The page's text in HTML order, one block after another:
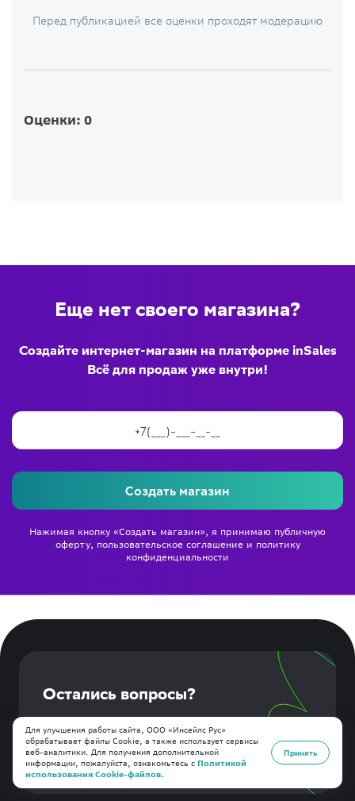
Перед публикацией все оценки проходят модерацию
Оценки: 0
Еще нет своего магазина?
Создайте интернет-магазин на платформе inSales
Всё для продаж уже внутри!
Создать магазин
Нажимая кнопку «Создать магазин», я принимаю публичную
оферту, пользовательское соглашениеи политику
конфиденциальности
Остались вопросы?
Отправьте обращение в техподдержку!
Создать обращение
Для улучшения работы сайта, ООО «Инсейлс Рус»
обрабатывает файлы Cookie, а также использует сервисы
веб-аналитики. Для получения дополнительной
информации, пожалуйста, ознакомьтесь с Политикой
использования Cookie-файлов.
Принять